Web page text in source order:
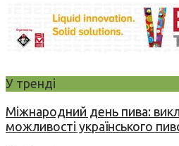
У тренді
Міжнародний день пива:
можливості українського